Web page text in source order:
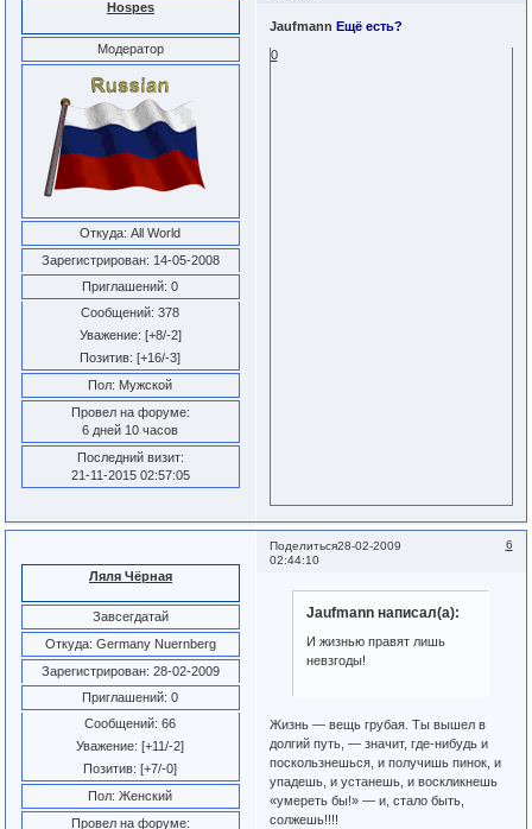
Hospes
Модератор
Откуда: All World
Зарегистрирован: 14-05-2008
Приглашений: 0
Сообщений: 378
Уважение: [+8/-2]
Позитив: [+16/-3]
Пол: Мужской
Провел на форуме:
6 дней 10 часов
Последний визит:
21-11-2015 02:57:05
Jaufmann Ещё есть?
0
Поделиться 6
28-02-2009
02:44:10
Ляля Чёрная
Завсегдатай
Откуда: Germany Nuernberg
Зарегистрирован: 28-02-2009
Приглашений: 0
Сообщений: 66
Уважение: [+11/-2]
Позитив: [+7/-0]
Пол: Женский
Провел на форуме:
Jaufmann написал(а):
И жизнью правят лишь
невзгоды!
Жизнь — вещь грубая. Ты вышел в
долгий путь, — значит, где-нибудь и
поскользнешься, и получишь пи­нок, и
упадешь, и устанешь, и воскликнешь
«умереть бы!» — и, стало быть,
солжешь!!!!